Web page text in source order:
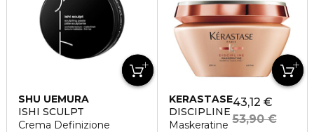
SHU UEMURA
ISHI SCULPT
Crema Definizione
KERASTASE
DISCIPLINE
Maskeratine
43,12 €
53,90 €